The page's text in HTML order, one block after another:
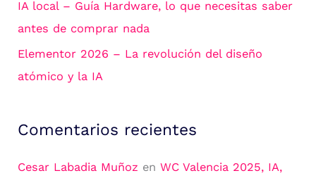
IA local – Guía Hardware, lo que necesitas saber
antes de comprar nada
Elementor 2026 – La revolución del diseño
atómico y la IA
Comentarios recientes
Cesar Labadia Muñoz enWC Valencia 2025, IA,